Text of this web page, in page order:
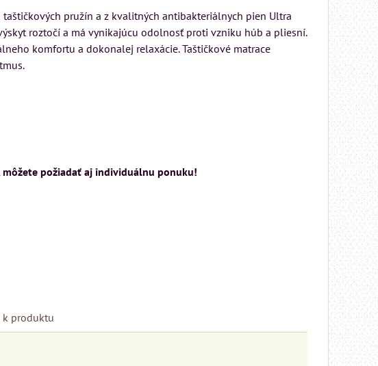
taštičkových pružín a z kvalitných antibakteriálnych pien Ultra
roztočí a má vynikajúcu odolnosť proti vzniku húb a pliesní.
komfortu a dokonalej relaxácie. Taštičkové matrace
požiadať aj individuálnu ponuku!
k produktu
od